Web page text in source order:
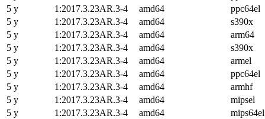
5 y
1:2017.3.23AR.3-4 amd64
ppc64el
5 y
1:2017.3.23AR.3-4 amd64
s390x
5 y
1:2017.3.23AR.3-4 amd64
arm64
5 y
1:2017.3.23AR.3-4 amd64
s390x
5 y
1:2017.3.23AR.3-4 amd64
armel
5 y
1:2017.3.23AR.3-4 amd64
ppc64el
5 y
1:2017.3.23AR.3-4 amd64
armhf
5 y
1:2017.3.23AR.3-4 amd64
mipsel
5 y
1:2017.3.23AR.3-4 amd64
mips64el